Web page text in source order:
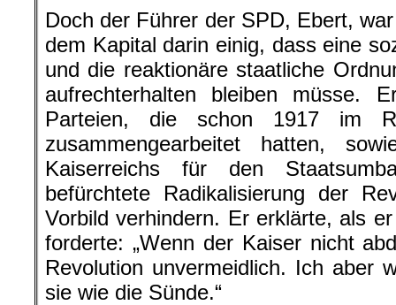
Doch der Führer der SPD, Ebert,
dem Kapital darin einig, dass eine
und die reaktionäre staatliche
aufrechterhalten bleiben müsse.
Parteien, die schon 1917 im
zusammengearbeitet hatten,
Kaiserreichs für den
befürchtete Radikalisierung der
Vorbild verhindern. Er erklärte, als
forderte: „Wenn der Kaiser nicht
Revolution unvermeidlich. Ich aber
sie wie die Sünde.“